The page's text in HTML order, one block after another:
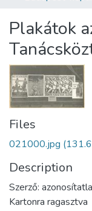
Statistics
About us
Plakátok
Files
021000.jpg
Description
Szerző:
Kartonra ragasztva